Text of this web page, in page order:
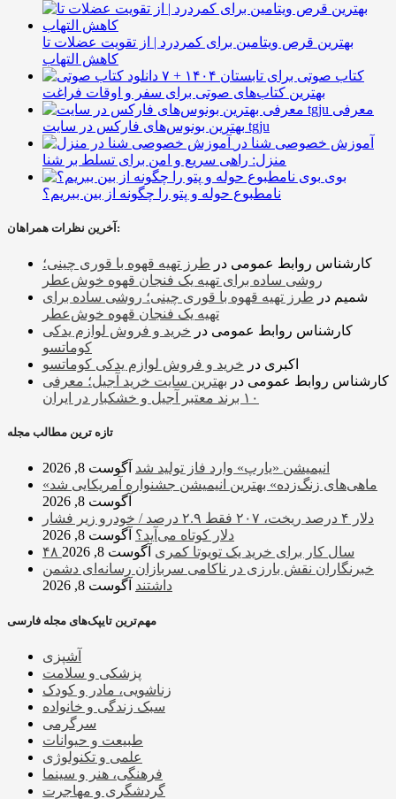
بهترین قرص ویتامین برای کمردرد | از تقویت عضلات تا
کاهش التهاب
۷ کتاب صوتی برای تابستان ۱۴۰۴ +
بهترین کتاب‌های صوتی برای سفر و اوقات فراغت
معرفی
بهترین بونوس‌های فارکس در سایت tgju
آموزش خصوصی شنا در
منزل: راهی سریع و امن برای تسلط بر شنا
بوی
نامطبوع حوله و پتو را چگونه از بین ببریم؟
آخرین نظرات همراهان:
کارشناس روابط عمومی در طرز تهیه قهوه با قوری چینی؛
روشی ساده برای تهیه یک فنجان قهوه خوش‌عطر
شمیم در طرز تهیه قهوه با قوری چینی؛ روشی ساده برای
تهیه یک فنجان قهوه خوش‌عطر
کارشناس روابط عمومی در خرید و فروش لوازم یدکی
کوماتسو
اکبری در خرید و فروش لوازم یدکی کوماتسو
کارشناس روابط عمومی در بهترین سایت خرید آجیل؛ معرفی
۱۰ برند معتبر آجیل و خشکبار در ایران
تازه ترین مطالب مجله
انیمیشن «یارپ» وارد فاز تولید شد آگوست 8, 2026
«ماهی‌های زنگ‌زده» بهترین انیمیشن جشنواره آمریکایی شد
آگوست 8, 2026
دلار ۴ درصد ریخت، ۲۰۷ فقط ۲.۹ درصد / خودرو زیر فشار
دلار کوتاه می‌آید؟ آگوست 8, 2026
۴۸ سال کار برای خرید یک تویوتا کمری آگوست 8, 2026
خبرنگاران نقش بارزی در ناکامی سربازان رسانه‌ای دشمن
داشتند آگوست 8, 2026
مهم‌ترین تایپک‌های مجله فارسی
آشپزی
پزشکی و سلامت
زناشویی، مادر و کودک
سبک زندگی و خانواده
سرگرمی
طبیعت و حیوانات
علمی و تکنولوژی
فرهنگی، هنر و سینما
گردشگری و مهاجرت